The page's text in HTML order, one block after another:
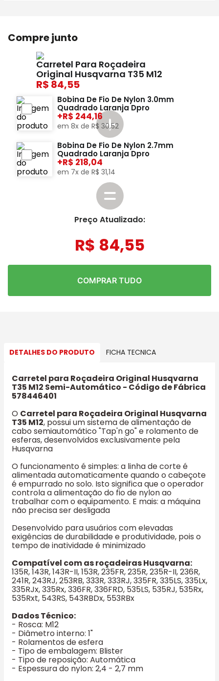
Compre junto
Carretel Para Roçadeira
Original Husqvarna T35 M12
84,55
Bobina De Fio De Nylon 3.0mm
Quadrado Laranja Dpro
+ 244,16
em8x deR$ 30,52
Bobina De Fio De Nylon 2.7mm
Quadrado Laranja Dpro
+ 218,04
em 7x deR$ 31,14
Preço Atualizado:
R$ 84,55
COMPRAR TUDO
DETALHES DO PRODUTO FICHA TECNICA
Carretel para Roçadeira Original Husqvarna
T35 M12 Semi-Automático - Código de Fábrica
578446401
O Carretel para Roçadeira Original Husqvarna
T35 M12, possui um sistema de alimentação de
cabo semiautomático "Tap'n go" e rolamento de
esferas, desenvolvidos exclusivamente pela
Husqvarna
O funcionamento é simples: a linha de corte é
alimentada automaticamente quando o cabeçote
é empurrado no solo. Isto significa que o operador
controla a alimentação do fio de nylon ao
trabalhar com o equipamento. E mais: a máquina
não precisa ser desligada
Desenvolvido para usuários com elevadas
exigências de durabilidade e produtividade, pois o
tempo de inatividade é minimizado
Compatível com as roçadeiras Husqvarna:
135R, 143R, 143R-II, 153R, 235FR, 235R, 235R-II, 236R,
241R, 243RJ, 253RB, 333R, 333RJ, 335FR, 335LS, 335Lx,
335RJx, 335Rx, 336FR, 336FRD, 535LS, 535RJ, 535Rx,
535Rxt, 543RS, 543RBDx, 553RBx
Dados Técnico:
- Rosca: M12
- Diâmetro interno: 1"
- Rolamentos de esfera
- Tipo de embalagem: Blister
- Tipo de reposição: Automática
- Espessura do nylon: 2,4 - 2,7 mm